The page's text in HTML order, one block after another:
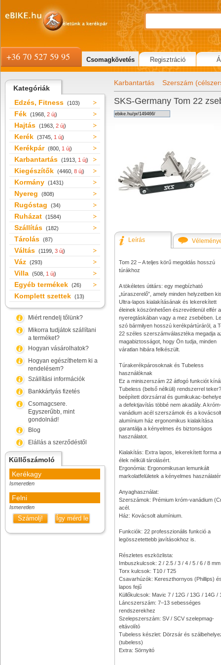
Kategóriák
Edzés, Fitness (103)
Fék (1968, 2 új)
Hajtás (1963, 2 új)
Kerék (3745, 1 új)
Kerékpár (800, 1 új)
Karbantartás (1913, 1 új)
Kiegészítők (4460, 8 új)
Kormány (1431)
Nyereg (808)
Rugóstag (34)
Ruházat (1584)
Szállítás (182)
Tárolás (87)
Váltás (1199, 3 új)
Váz (293)
Villa (508, 1 új)
Egyéb termékek (26)
Komplett szettek (13)
Miért rendelj tőlünk?
Mikorra tudjátok szállítani
a terméket?
Hogyan vásárolhatok?
Hogyan egészíthetem ki a
rendelésem?
Szállítási információk
Bankkártyás fizetés
Csomagcsere.
Egyszerűbb, mint
gondolnád!
Blog
Elállás a szerződéstől
Küllőszámoló
Kerékagy
Ismeretlen
Felni
Ismeretlen
Számolj! Így mérd le
Karbantartás Szerszám
SKS-Germany Tom 22
Leírás
Tom 22 – A teljes körű megoldás hosszú
túrákhoz
A tökéletes útitárs: egy megbízható
„túraszerelő”, amely minden helyzetben
Ultra-lapos kialakításának és lekerekített
éleinek köszönhetően észrevétlenül elfér a
nyeregtáskában vagy a mez zsebében.
szó bármilyen hosszú kerékpártúráról, a
22 széles szerszámválasztéka megadja
magabiztosságot, hogy Ön tudja, minden
váratlan hibára felkészült.
Túrakerékpárosoknak és Tubeless
használóknak
Ez a miniszerszám 22 átfogó funkciót
Tubeless (belső nélküli) rendszerrel
beépített dörzsárral és gumikukac-
a defektjavítás többé nem akadály. A króm-
vanádium acél szerszámok és a kovácsolt
alumínium ház ergonomikus kialakítása
garantálja a kényelmes és biztonságos
használatot.
Kialakítás: Extra lapos, lekerekített forma
élek nélküli tárolásért.
Ergonómia: Ergonomikusan lemunkált
markolatfelületek a kényelmes
Anyaghasználat:
Szerszámok: Prémium króm-vanádium
acél.
Ház: Kovácsolt alumínium.
Funkciók: 22 professzionális funkció a
legösszetettebb javításokhoz is.
Részletes eszközlista:
Imbuszkulcsok: 2 / 2.5 / 3 / 4 / 5 / 6 / 8 mm
Torx kulcsok: T10 / T25
Csavarhúzók: Kereszthornyos (Phillips)
lapos fejű
Küllőkulcsok: Mavic 7 / 12G / 13G / 14G /
Láncszerszám: 7–13 sebességes
rendszerekhez
Szelepszerszám: SV / SCV szelepmag-
eltávolító
Tubeless készlet: Dörzsár és
(tubeless)
Extra: Sörnyitó
+36 70 527 59 95 Csomagkövetés Regisztráció